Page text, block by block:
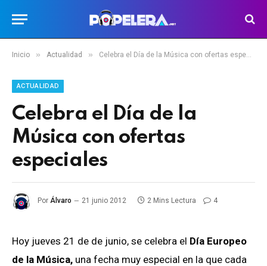
Inicio » Actualidad » Celebra el Día de la Música con ofertas especiales
ACTUALIDAD
Celebra el Día de la
Música con ofertas
especiales
Por Álvaro 21 junio 2012 2 Mins Lectura 4
Hoy jueves 21 de de junio, se celebra el Día Europeo
de la Música, una fecha muy especial en la que cada